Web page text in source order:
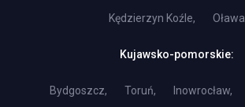
Kędzierzyn Koźle, Oława
Kujawsko-pomorskie:
Bydgoszcz, Toruń, Inowrocław,